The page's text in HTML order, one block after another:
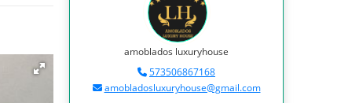
amoblados luxuryhouse
573506867168
amobladosluxuryhouse@gmail.com